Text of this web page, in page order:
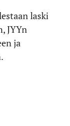
laski
JYYn
ja